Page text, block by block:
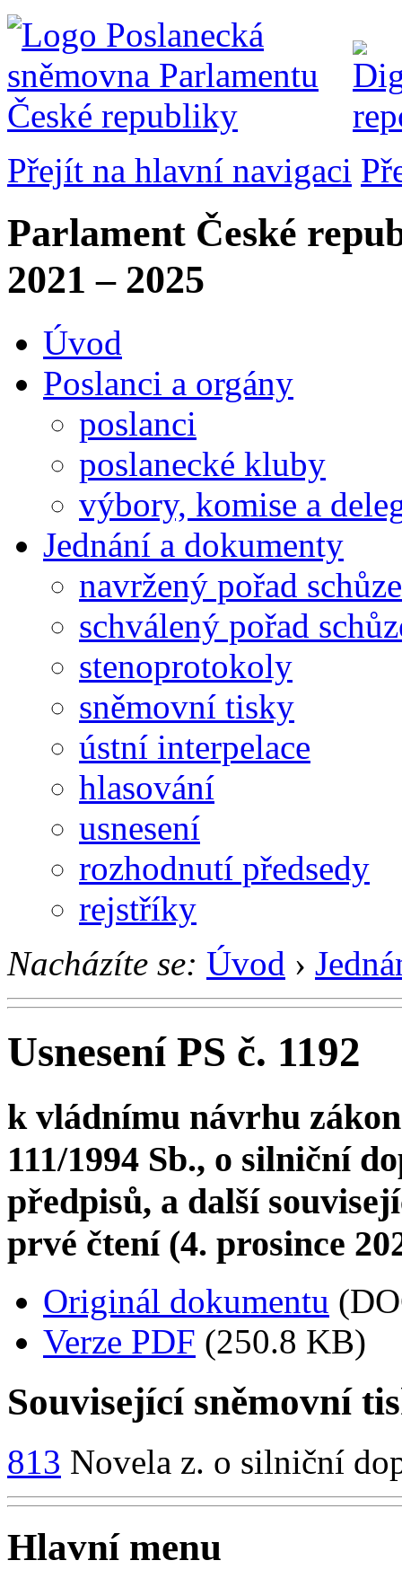
Přejít na hlavní navigaci
Parlament České
2021 – 2025
Úvod
Poslanci a orgány
poslanci
poslanecké kluby
výbory, komise a
Jednání a dokumenty
navržený pořad schůze
schválený pořad
stenoprotokoly
sněmovní tisky
ústní interpelace
hlasování
usnesení
rozhodnutí předsedy
rejstříky
Nacházíte se: Úvod ›
Usnesení PS č. 1192
k vládnímu návrhu
111/1994 Sb., o silniční
předpisů, a další
prvé čtení (4. prosince
Originál dokumentu
Verze PDF (250.8 KB)
Související sněmovní
813 Novela z. o silniční
Hlavní menu